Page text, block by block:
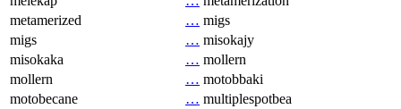
metamerized
… migs
migs
… misokajy
misokaka
… mollern
mollern
… motobbaki
motobecane
… multiplespotbea